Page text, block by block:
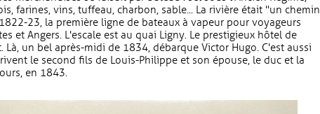
farines, vins, tuffeau, charbon, sable... La rivière était "un chemin
23, la première ligne de bateaux à vapeur pour voyageurs
et Angers. L'escale est au quai Ligny. Le prestigieux hôtel de
Là, un bel après-midi de 1834, débarque Victor Hugo. C'est aussi
le second fils de Louis-Philippe et son épouse, le duc et la
en 1843.